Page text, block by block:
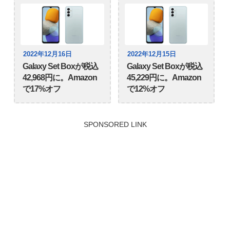
2022年12月16日
Galaxy Set Boxが税込
42,968円に。Amazon
で17%オフ
2022年12月15日
Galaxy Set Boxが税込
45,229円に。Amazon
で12%オフ
SPONSORED LINK